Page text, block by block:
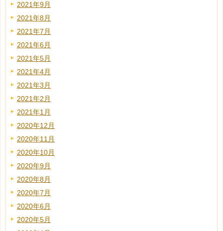
2021年9月
2021年8月
2021年7月
2021年6月
2021年5月
2021年4月
2021年3月
2021年2月
2021年1月
2020年12月
2020年11月
2020年10月
2020年9月
2020年8月
2020年7月
2020年6月
2020年5月